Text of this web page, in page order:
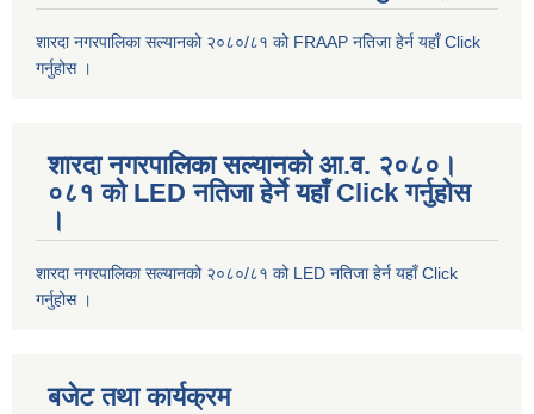
शारदा नगरपालिका सल्यानको २०८०/८१ को FRAAP नतिजा हेर्न यहाँ Click
गर्नुहोस ।
शारदा नगरपालिका सल्यानको आ.व. २०८०।
०८१ को LED नतिजा हेर्ने यहाँ Click गर्नुहोस
।
शारदा नगरपालिका सल्यानको २०८०/८१ को LED नतिजा हेर्न यहाँ Click
गर्नुहोस ।
बजेट तथा कार्यक्रम